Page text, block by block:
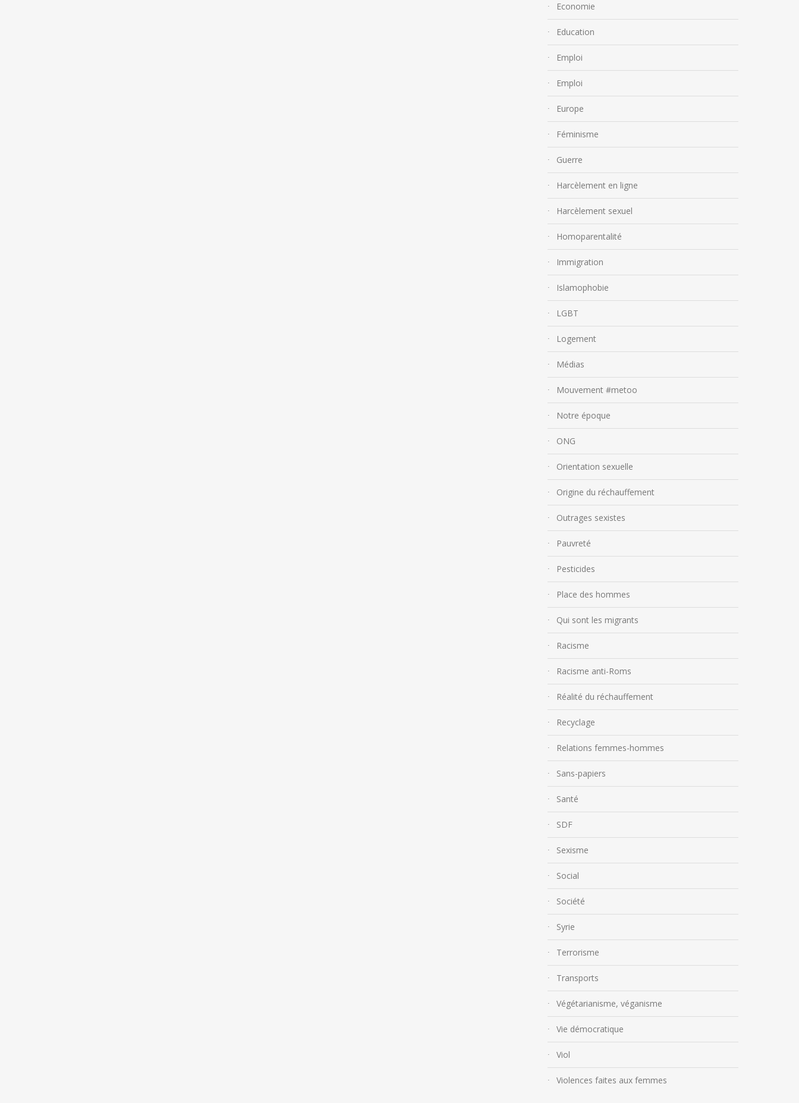
Economie
Education
Emploi
Emploi
Europe
Féminisme
Guerre
Harcèlement en ligne
Harcèlement sexuel
Homoparentalité
Immigration
Islamophobie
LGBT
Logement
Médias
Mouvement #metoo
Notre époque
ONG
Orientation sexuelle
Origine du réchauffement
Outrages sexistes
Pauvreté
Pesticides
Place des hommes
Qui sont les migrants
Racisme
Racisme anti-Roms
Réalité du réchauffement
Recyclage
Relations femmes-hommes
Sans-papiers
Santé
SDF
Sexisme
Social
Société
Syrie
Terrorisme
Transports
Végétarianisme, véganisme
Vie démocratique
Viol
Violences faites aux femmes